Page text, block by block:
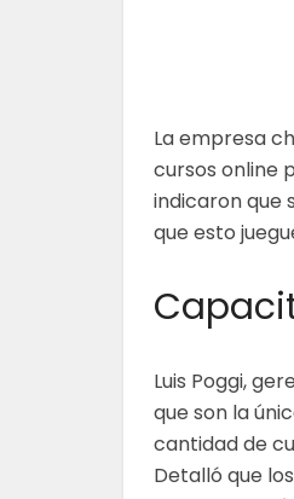
La empresa
cursos online
indicaron que
que esto
Luis Poggi,
que son la
cantidad de
Detalló que